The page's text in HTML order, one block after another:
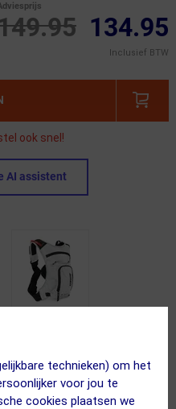
technieken) om het
voor jou te
cookies plaatsen we
134.95
Inclusief BTW
ook snel!
AI assistent
huis!